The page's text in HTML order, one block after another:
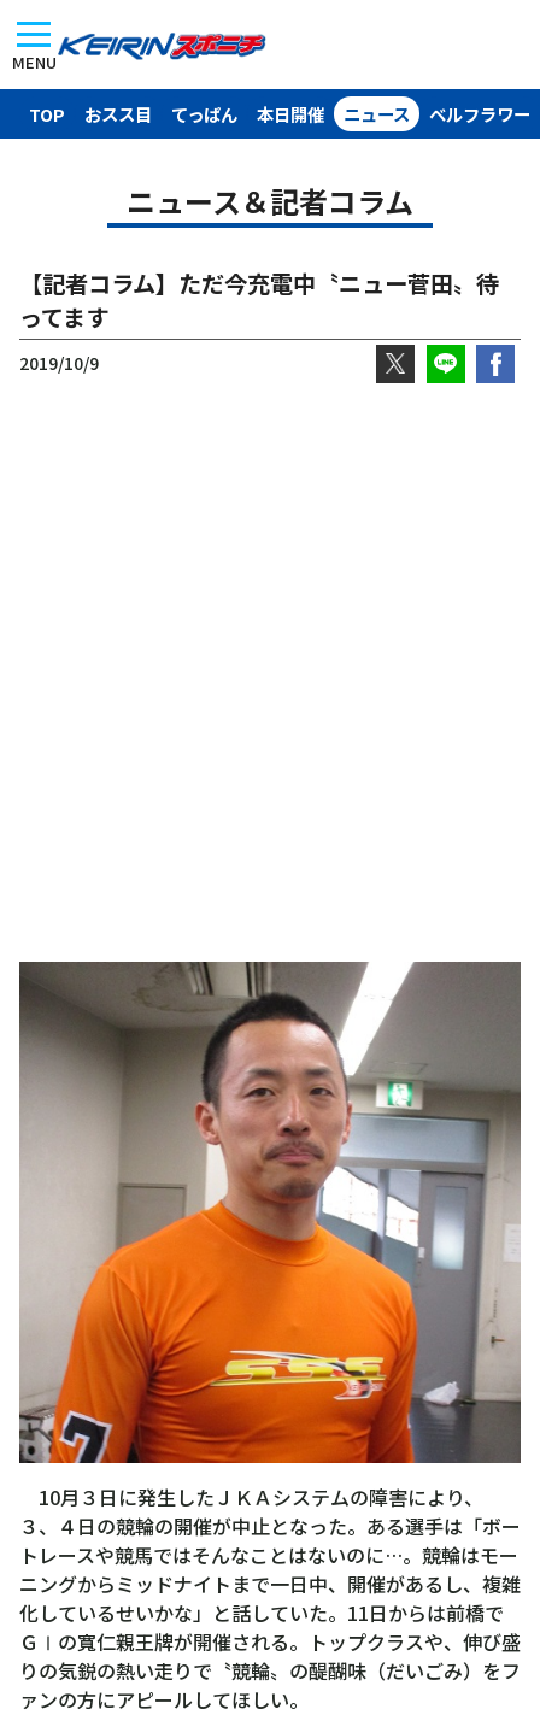
MENU
TOP おスス目 てっぱん 本日開催 ニュース ベルフラワー
ニュース＆記者コラム
【記者コラム】ただ今充電中〝ニュー菅田〟待
ってます
2019/10/9
10月３日に発生したＪＫＡシステムの障害により、
３、４日の競輪の開催が中止となった。ある選手は「ボー
トレースや競馬ではそんなことはないのに…。競輪はモー
ニングからミッドナイトまで一日中、開催があるし、複雑
化しているせいかな」と話していた。11日からは前橋で
ＧⅠの寬仁親王牌が開催される。トップクラスや、伸び盛
りの気鋭の熱い走りで〝競輪〟の醍醐味（だいごみ）をフ
ァンの方にアピールしてほしい。